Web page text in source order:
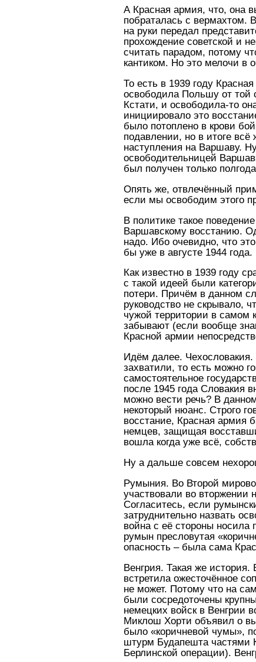
А Красная армия, что, она
побраталась с вермахтом.
на руки передал
прохождение советской и
считать парадом, потому
кантиком. Но это мелочи в
То есть в 1939 году
освободила Польшу от той
Кстати, и освободила-то
инициировало это
было потоплено в крови
подавлении, но в итоге
наступления на Варшаву.
освободительницей
был получен только
Опять же, отвлечённый
если мы освободим этого
В политике такое
Варшавскому восстанию.
надо. Ибо очевидно, что
бы уже в августе 1944 года.
Как известно в 1939 году
с такой идеей были
потери. Причём в данном
руководство не скрывало,
чужой территории в самом
забывают (если вообще
Красной армии
Идём далее.
захватили, то есть можно
самостоятельное
после 1945 года Словакия
можно вести речь? В
некоторый нюанс. Строго
восстание, Красная армия
немцев, защищая
вошла когда уже всё,
Ну а дальше совсем
Румыния. Во Второй
участвовали во
Согласитесь, если
затруднительно назвать
война с её стороны носила
румын пресловутая
опасность – была сама
Венгрия. Такая же
встретила ожесточённое
не может. Потому что на
были сосредоточены
немецких войск в Венгрии
Миклош Хорти объявил о
было «коричневой чумы»,
штурм Будапешта частями
Берлинской операции).